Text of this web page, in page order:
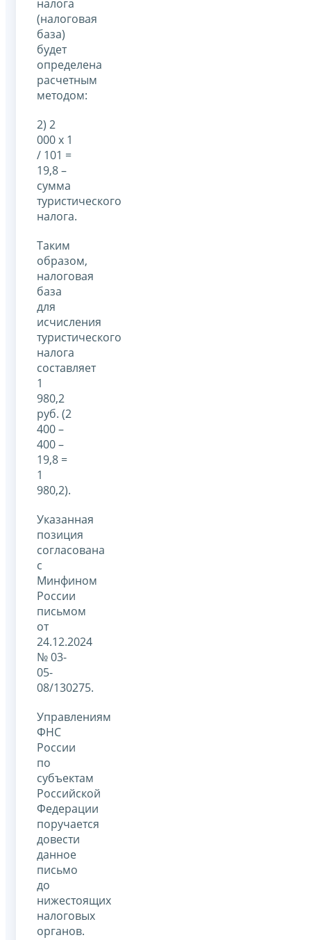
налога
(налоговая
база)
будет
определена
расчетным
методом:
2) 2
000 х 1
/ 101 =
19,8 –
сумма
туристического
налога.
Таким
образом,
налоговая
база
для
исчисления
туристического
налога
составляет
1
980,2
руб. (2
400 –
400 –
19,8 =
1
980,2).
Указанная
позиция
согласована
с
Минфином
России
письмом
от
24.12.2024
№ 03-
05-
08/130275.
Управлениям
ФНС
России
по
субъектам
Российской
Федерации
поручается
довести
данное
письмо
до
нижестоящих
налоговых
органов.